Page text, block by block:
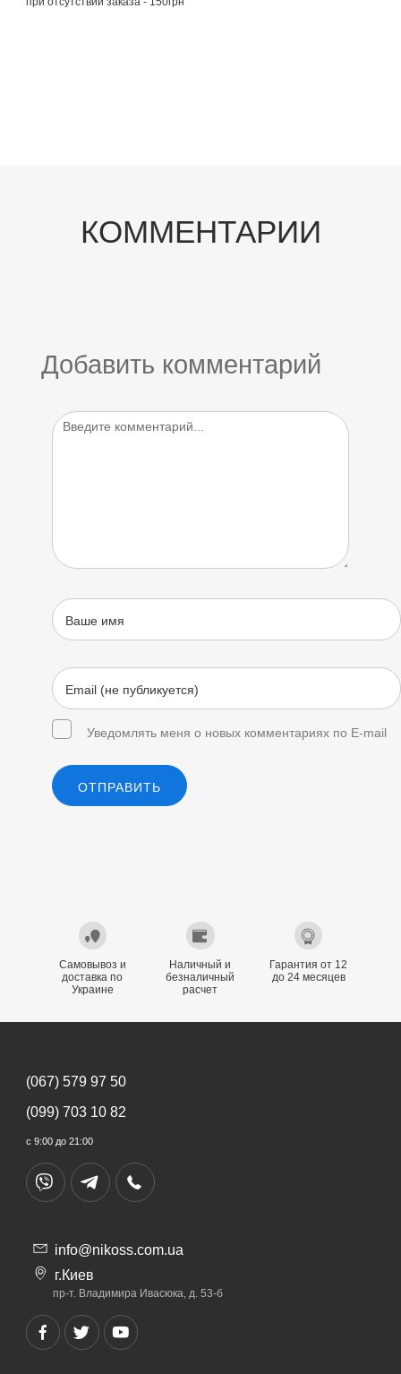
КОММЕНТАРИИ
Добавить комментарий
Уведомлять меня о новых комментариях по E-mail
ОТПРАВИТЬ
Самовывоз и
доставка по
Украине
Наличный и
безналичный
расчет
Гарантия от 12
до 24 месяцев
(067) 579 97 50
(099) 703 10 82
с 9:00 до 21:00
info@nikoss.com.ua
г.Киев
пр-т. Владимира Ивасюка, д. 53-б